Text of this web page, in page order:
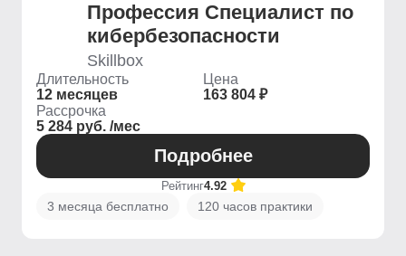
Профессия Специалист по
кибербезопасности
Skillbox
Длительность
12 месяцев
Цена
163 804 ₽
Рассрочка
5 284 руб. /мес
Подробнее
Рейтинг4.92
3 месяца бесплатно 120 часов практики